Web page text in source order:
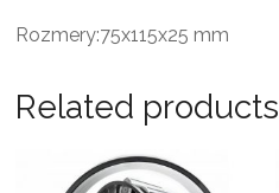
Rozmery:75x115x25 mm
Related products